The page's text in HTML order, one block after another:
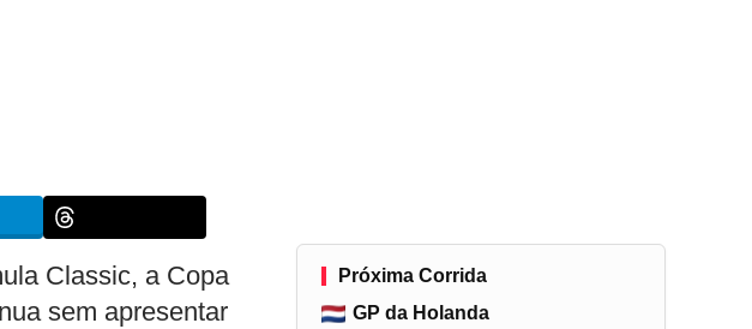
Classic, a Copa
sem apresentar
Próxima Corrida
GP da Holanda